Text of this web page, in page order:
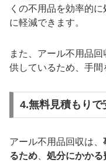
くの不用品を効率的
に軽減できます。
また、アール不用品回
供しているため、手間
4.無料見積もりで
アール不用品回収は、
るため
処分にかかる